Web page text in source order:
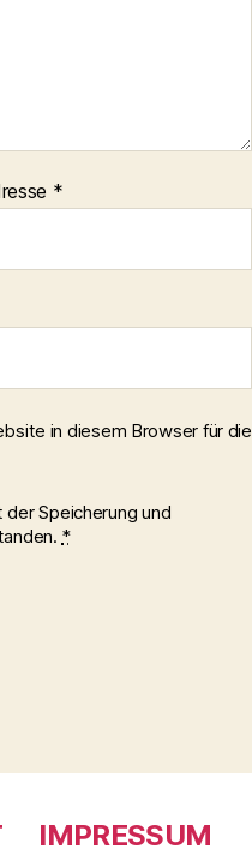
*
in diesem Browser für die
Speicherung und
*
IMPRESSUM